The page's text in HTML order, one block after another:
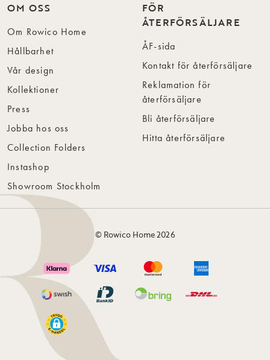
OM OSS
Om Rowico Home
Hållbarhet
Vår design
Kollektioner
Press
Jobba hos oss
Collection Folders
Instashop
Showroom Stockholm
FÖR
ÅTERFÖRSÄLJARE
ÅF-sida
Kontakt för återförsäljare
Reklamation för
återförsäljare
Bli återförsäljare
Hitta återförsäljare
© Rowico Home 2026